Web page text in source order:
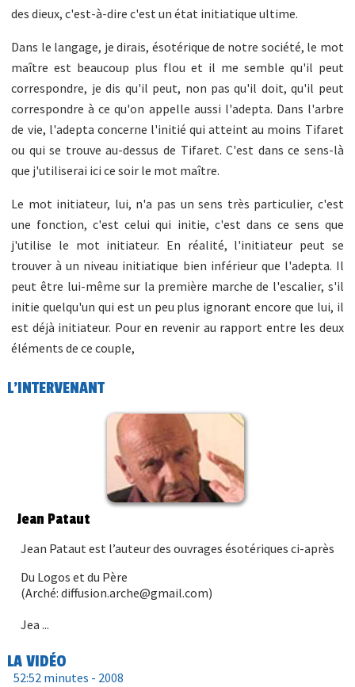
des dieux, c'est-à-dire c'est un état initiatique ultime.
Dans le langage, je dirais, ésotérique de notre société, le mot
maître est beaucoup plus flou et il me semble qu'il peut
correspondre, je dis qu'il peut, non pas qu'il doit, qu'il peut
correspondre à ce qu'on appelle aussi l'adepta. Dans l'arbre
de vie, l'adepta concerne l'initié qui atteint au moins Tifaret
ou qui se trouve au-dessus de Tifaret. C'est dans ce sens-là
que j'utiliserai ici ce soir le mot maître.
Le mot initiateur, lui, n'a pas un sens très particulier, c'est
une fonction, c'est celui qui initie, c'est dans ce sens que
j'utilise le mot initiateur. En réalité, l'initiateur peut se
trouver à un niveau initiatique bien inférieur que l'adepta. Il
peut être lui-même sur la première marche de l'escalier, s'il
initie quelqu'un qui est un peu plus ignorant encore que lui, il
est déjà initiateur. Pour en revenir au rapport entre les deux
éléments de ce couple,
L'INTERVENANT
Jean Pataut
Jean Pataut est l’auteur des ouvrages ésotériques ci-après
Du Logos et du Père
(Arché: diffusion.arche@gmail.com)
Jea ...
LA VIDÉO
52:52 minutes - 2008